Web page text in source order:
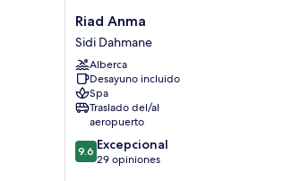
Riad
Anma
Sidi
Dahmane
Riad Anma
Sidi Dahmane
Alberca
Desayuno incluido
Spa
Traslado del/al
aeropuerto
9.6
de
9.6 Excepcional
29 opiniones